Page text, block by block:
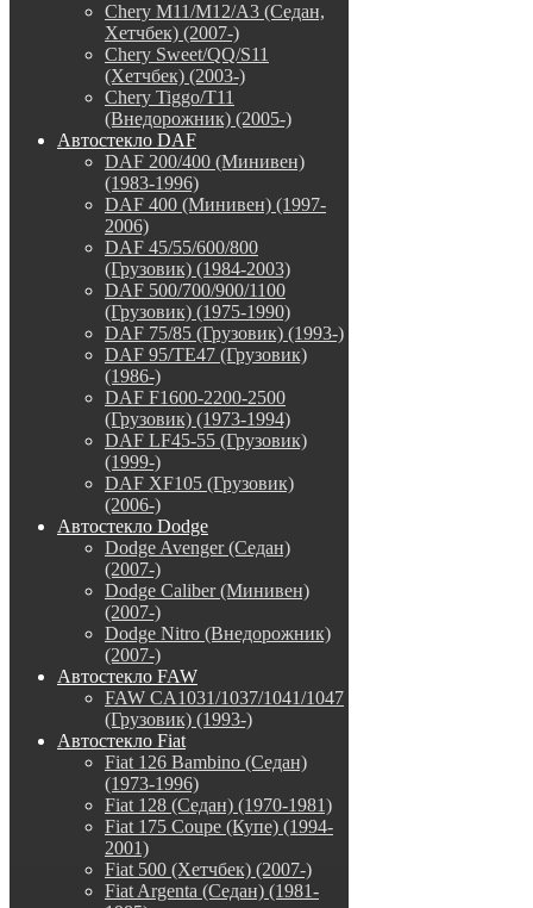
Chery M11/M12/A3 (Седан,
Хетчбек) (2007-)
Chery Sweet/QQ/S11
(Хетчбек) (2003-)
Chery Tiggo/T11
(Внедорожник) (2005-)
Автостекло DAF
DAF 200/400 (Минивен)
(1983-1996)
DAF 400 (Минивен) (1997-
2006)
DAF 45/55/600/800
(Грузовик) (1984-2003)
DAF 500/700/900/1100
(Грузовик) (1975-1990)
DAF 75/85 (Грузовик) (1993-)
DAF 95/TE47 (Грузовик)
(1986-)
DAF F1600-2200-2500
(Грузовик) (1973-1994)
DAF LF45-55 (Грузовик)
(1999-)
DAF XF105 (Грузовик)
(2006-)
Автостекло Dodge
Dodge Avenger (Седан)
(2007-)
Dodge Caliber (Минивен)
(2007-)
Dodge Nitro (Внедорожник)
(2007-)
Автостекло FAW
FAW CA1031/1037/1041/1047
(Грузовик) (1993-)
Автостекло Fiat
Fiat 126 Bambino (Седан)
(1973-1996)
Fiat 128 (Седан) (1970-1981)
Fiat 175 Coupe (Купе) (1994-
2001)
Fiat 500 (Хетчбек) (2007-)
Fiat Argenta (Седан) (1981-